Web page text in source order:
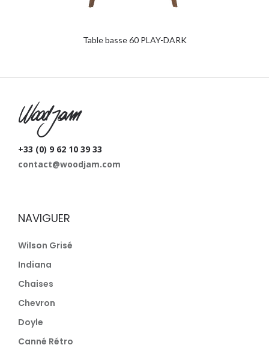
Table basse 60 PLAY-DARK
W
+33 (0) 9 62 10 39 33
contact@woodjam.com
NAVIGUER
Wilson Grisé
Indiana
Chaises
Chevron
Doyle
Canné Rétro